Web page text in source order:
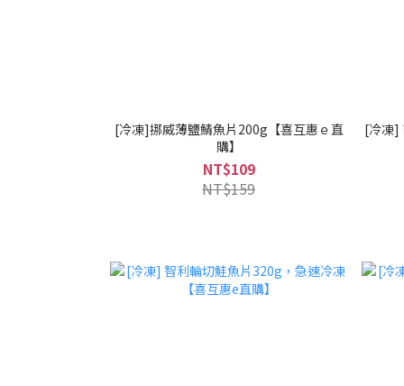
[冷凍]挪威薄鹽鯖魚片200g【喜互惠ｅ直
購】
NT$109
NT$159
[冷凍]